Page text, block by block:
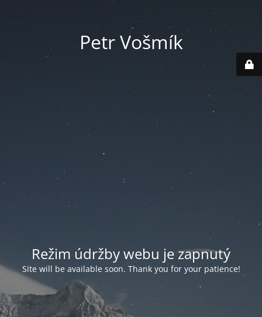
Petr Vošmík
Režim údržby webu je zapnutý
Site will be available soon. Thank you for your patience!